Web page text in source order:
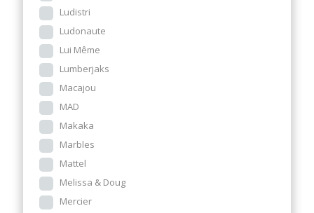
Ludistri
Ludonaute
Lui Même
Lumberjaks
Macajou
MAD
Makaka
Marbles
Mattel
Melissa & Doug
Mercier